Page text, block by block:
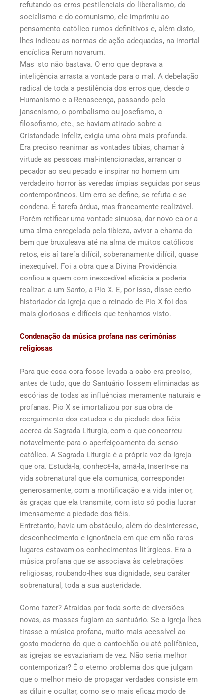
refutando os erros pestilenciais do liberalismo, do
socialismo e do comunismo, ele imprimiu ao
pensamento católico rumos definitivos e, além disto,
lhes indicou as normas de ação adequadas, na imortal
encíclica Rerum novarum.
Mas isto não bastava. O erro que deprava a
inteligência arrasta a vontade para o mal. A debelação
radical de toda a pestilência dos erros que, desde o
Humanismo e a Renascença, passando pelo
jansenismo, o pombalismo ou josefismo, o
filosofismo, etc., se haviam atirado sobre a
Cristandade infeliz, exigia uma obra mais profunda.
Era preciso reanimar as vontades tíbias, chamar à
virtude as pessoas mal-intencionadas, arrancar o
pecador ao seu pecado e inspirar no homem um
verdadeiro horror às veredas ímpias seguidas por seus
contemporâneos. Um erro se define, se refuta e se
condena. É tarefa árdua, mas francamente realizável.
Porém retificar uma vontade sinuosa, dar novo calor a
uma alma enregelada pela tibieza, avivar a chama do
bem que bruxuleava até na alma de muitos católicos
retos, eis aí tarefa difícil, soberanamente difícil, quase
inexequível. Foi a obra que a Divina Providência
confiou a quem com inexcedível eficácia a poderia
realizar: a um Santo, a Pio X. E, por isso, disse certo
historiador da Igreja que o reinado de Pio X foi dos
mais gloriosos e difíceis que tenhamos visto.
Condenação da música profana nas cerimônias
religiosas
Para que essa obra fosse levada a cabo era preciso,
antes de tudo, que do Santuário fossem eliminadas as
escórias de todas as influências meramente naturais e
profanas. Pio X se imortalizou por sua obra de
reerguimento dos estudos e da piedade dos fiéis
acerca da Sagrada Liturgia, com o que concorreu
notavelmente para o aperfeiçoamento do senso
católico. A Sagrada Liturgia é a própria voz da Igreja
que ora. Estudá-la, conhecê-la, amá-la, inserir-se na
vida sobrenatural que ela comunica, corresponder
generosamente, com a mortificação e a vida interior,
às graças que ela transmite, com isto só podia lucrar
imensamente a piedade dos fiéis.
Entretanto, havia um obstáculo, além do desinteresse,
desconhecimento e ignorância em que em não raros
lugares estavam os conhecimentos litúrgicos. Era a
música profana que se associava às celebrações
religiosas, roubando-lhes sua dignidade, seu caráter
sobrenatural, toda a sua austeridade.
Como fazer? Atraídas por toda sorte de diversões
novas, as massas fugiam ao santuário. Se a Igreja lhes
tirasse a música profana, muito mais acessível ao
gosto moderno do que o cantochão ou até polifônico,
as igrejas se esvaziariam de vez. Não seria melhor
contemporizar? É o eterno problema dos que julgam
que o melhor meio de propagar verdades consiste em
as diluir e ocultar, como se o mais eficaz modo de